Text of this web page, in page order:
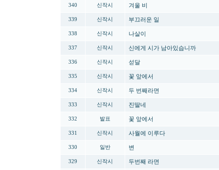
340 신작시 겨울 비
339 신작시 부끄러운 일
338 신작시 나살이
337 신작시 신에게 시가 남아있습니까
336 신작시 섣달
335 신작시 꽃 앞에서
334 신작시 두 번째라면
333 신작시 진딸네
332 발표 꽃 앞에서
331 신작시 사월에 이루다
330 일반 변
329 신작시 두번째 라면